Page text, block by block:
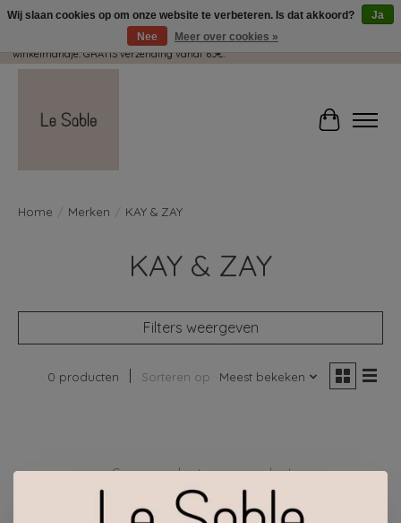
Wij pakken met plezier jouw kadootjes GRATIS in! Duid dit zeker aan in je
winkelmandje. GRATIS verzending vanaf 65€.
Home Merken KAY & ZAY
KAY & ZAY
Filters weergeven
0 producten Sorteren op Meest bekeken
Geen producten gevonden!
Wij slaan cookies op om onze website te verbeteren. Is dat akkoord?
Ja
Nee
Meer over cookies »